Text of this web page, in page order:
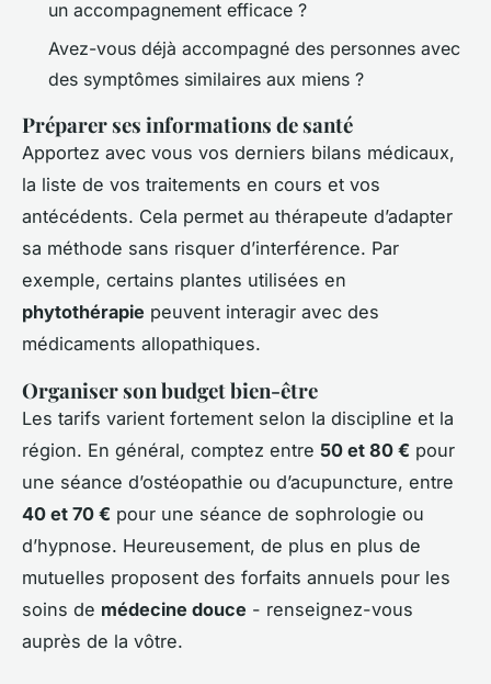
un accompagnement efficace ?
Avez-vous déjà accompagné des personnes avec
des symptômes similaires aux miens ?
Préparer ses informations de santé
Apportez avec vous vos derniers bilans médicaux,
la liste de vos traitements en cours et vos
antécédents. Cela permet au thérapeute d’adapter
sa méthode sans risquer d’interférence. Par
exemple, certains plantes utilisées en
phytothérapie peuvent interagir avec des
médicaments allopathiques.
Organiser son budget bien-être
Les tarifs varient fortement selon la discipline et la
région. En général, comptez entre 50 et 80 € pour
une séance d’ostéopathie ou d’acupuncture, entre
40 et 70 € pour une séance de sophrologie ou
d’hypnose. Heureusement, de plus en plus de
mutuelles proposent des forfaits annuels pour les
soins de médecine douce - renseignez-vous
auprès de la vôtre.